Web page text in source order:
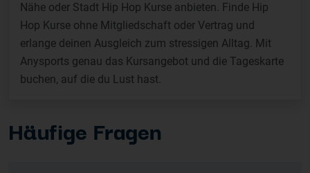
Nähe oder Stadt Hip Hop Kurse anbieten. Finde Hip
Hop Kurse ohne Mitgliedschaft oder Vertrag und
erlange deinen Ausgleich zum stressigen Alltag. Mit
Anysports genau das Kursangebot und die Tageskarte
buchen, auf die du Lust hast.
Häufige Fragen